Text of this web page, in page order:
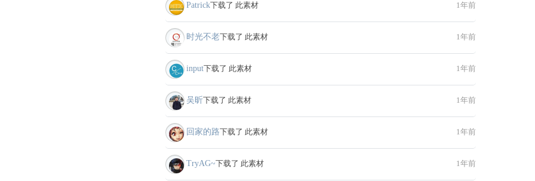
Patrick下载了 此素材 1年前
时光不老下载了 此素材 1年前
input下载了 此素材 1年前
吴昕下载了 此素材 1年前
回家的路下载了 此素材 1年前
TryAG~下载了 此素材 1年前